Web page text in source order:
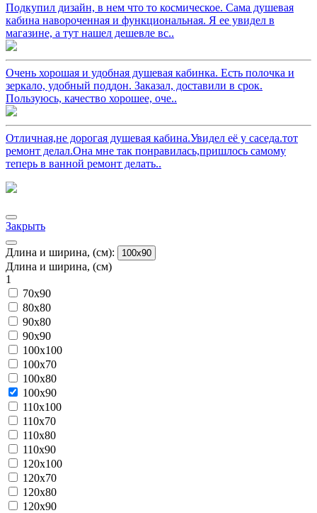
Подкупил дизайн, в нем что то космическое. Сама душевая
кабина навороченная и функциональная. Я ее увидел в
магазине, а тут нашел дешевле вс..
Очень хорошая и удобная душевая кабинка. Есть полочка и
зеркало, удобный поддон. Заказал, доставили в срок.
Пользуюсь, качество хорошее, оче..
Отличная,не дорогая душевая кабина.Увидел её у саседа.тот
ремонт делал.Она мне так понравилась,пришлось самому
теперь в ванной ремонт делать..
Закрыть
Длина и ширина, (см): 100x90
Длина и ширина, (см)
1
70x90
80x80
90x80
90x90
100x100
100x70
100x80
100x90
110x100
110x70
110x80
110x90
120x100
120x70
120x80
120x90